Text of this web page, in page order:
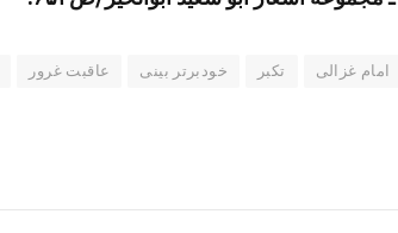
امام غزالی تکبر خودبرتر بینی عاقبت غرور